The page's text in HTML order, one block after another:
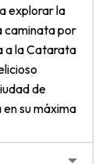
explorar la
caminata por
a la Catarata
de
su máxima